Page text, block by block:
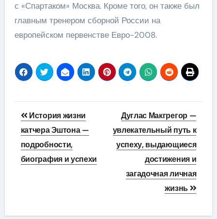
с «Спартаком» Москва. Кроме того, он также был
главным тренером сборной России на
европейском первенстве Евро-2008.
Навигация
по
записям
История жизни
катчера Эштона —
подробности,
биография и успехи
Дуглас Макгрегор —
увлекательный путь к
успеху, выдающиеся
достижения и
загадочная личная
жизнь